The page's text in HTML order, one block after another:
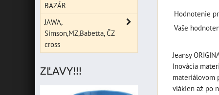
Hodnotenie
Vaše
Jeansy
Inovácia
materiálovom
vlákien až po
BAZÁR
JAWA,
Simson,MZ,Babetta, ČZ
cross
ZĽAVY!!!